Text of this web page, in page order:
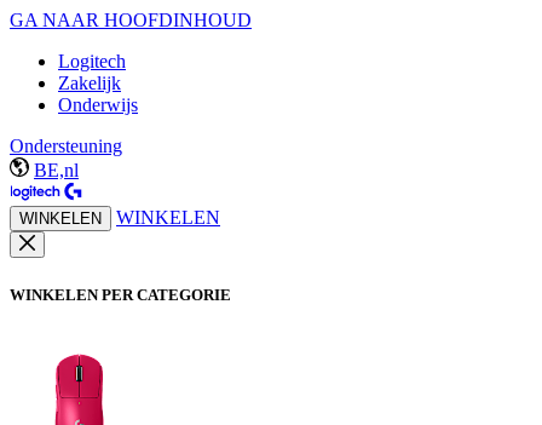
GA NAAR HOOFDINHOUD
Logitech
Zakelijk
Onderwijs
Ondersteuning
BE,nl
WINKELEN WINKELEN
WINKELEN PER CATEGORIE